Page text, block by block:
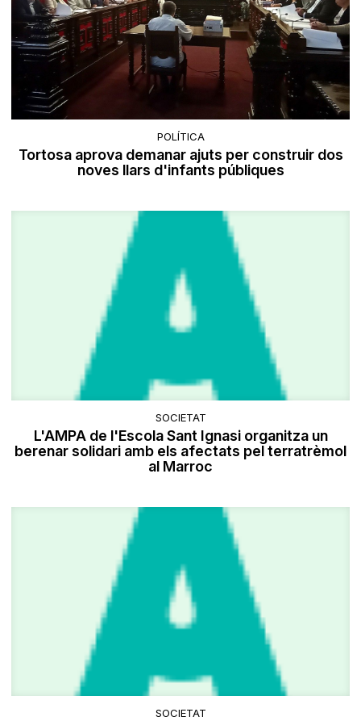
POLÍTICA
Tortosa aprova demanar ajuts per construir dos
noves llars d'infants públiques
SOCIETAT
L'AMPA de l'Escola Sant Ignasi organitza un
berenar solidari amb els afectats pel terratrèmol
al Marroc
SOCIETAT